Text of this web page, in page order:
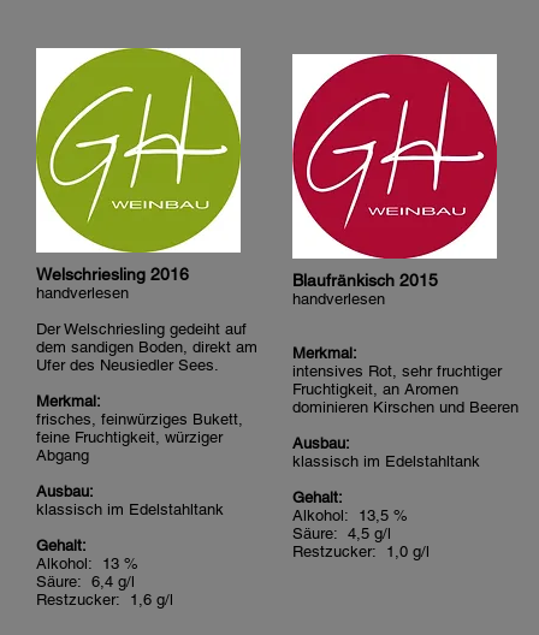
Welschriesling 2016
handverlesen
Der Welschriesling gedeiht auf
dem sandigen Boden, direkt am
Ufer des Neusiedler Sees.
Merkmal:
frisches, feinwürziges Bukett,
feine Fruchtigkeit, würziger
Abgang
Ausbau:
klassisch im Edelstahltank
Gehalt:
Alkohol: 13 %
Säure: 6,4 g/l
Restzucker: 1,6 g/l
Blaufränkisch 2015
handverlesen
Merkmal:
intensives Rot, sehr fruchtiger
Fruchtigkeit, an Aromen
dominieren Kirschen und Beeren
Ausbau:
klassisch im Edelstahltank
Gehalt:
Alkohol: 13,5 %
Säure: 4,5 g/l
Restzucker: 1,0 g/l